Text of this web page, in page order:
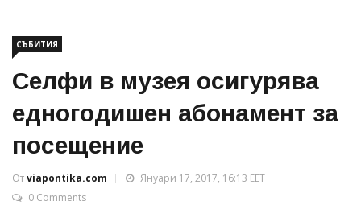
СЪБИТИЯ
Селфи в музея осигурява
едногодишен абонамент за
посещение
Отviapontika.com
Януари 17, 2017, 16:13 EET
0 Comments